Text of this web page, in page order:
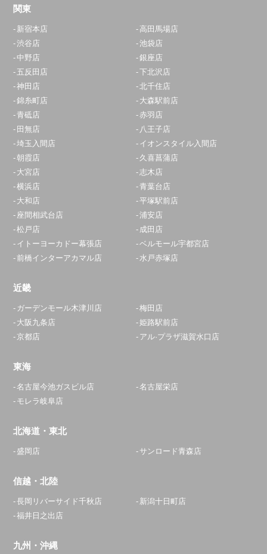
関東
新宿本店
高田馬場店
渋谷店
池袋店
中野店
銀座店
五反田店
下北沢店
神田店
北千住店
錦糸町店
大森駅前店
青砥店
赤羽店
田無店
八王子店
埼玉入間店
イオンスタイル入間店
朝霞店
久喜菖蒲店
大宮店
志木店
横浜店
青葉台店
大和店
平塚駅前店
座間相武台店
浦安店
松戸店
成田店
イトーヨーカドー幕張店
ベルモール宇都宮店
前橋インターアカマル店
水戸赤塚店
近畿
ガーデンモール木津川店
梅田店
大阪九条店
姫路駅前店
京都店
アル·プラザ滋賀水口店
東海
名古屋今池ガスビル店
名古屋栄店
モレラ岐阜店
北海道・東北
盛岡店 サンロード青森店
信越・北陸
長岡リバーサイド千秋店
新潟十日町店
福井日之出店
九州・沖縄